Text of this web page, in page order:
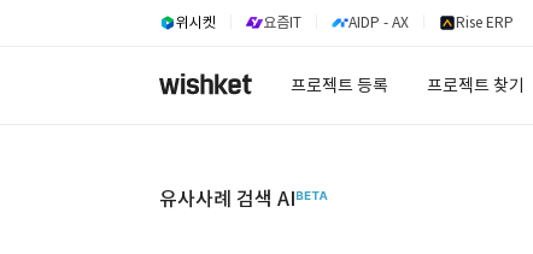
위시켓 요즘IT AIDP - AX Rise ERP
프로젝트 등록 프로젝트 찾기
유사사례 검색 AI